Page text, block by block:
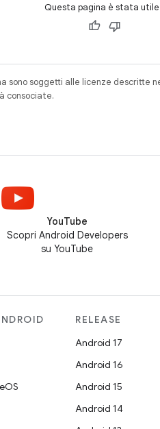
Questa pagina è stata
sono soggetti alle licenze descritte
consociate.
YouTube
Scopri Android Developers
su YouTube
RELEASE
Android 17
Android 16
Android 15
Android 14